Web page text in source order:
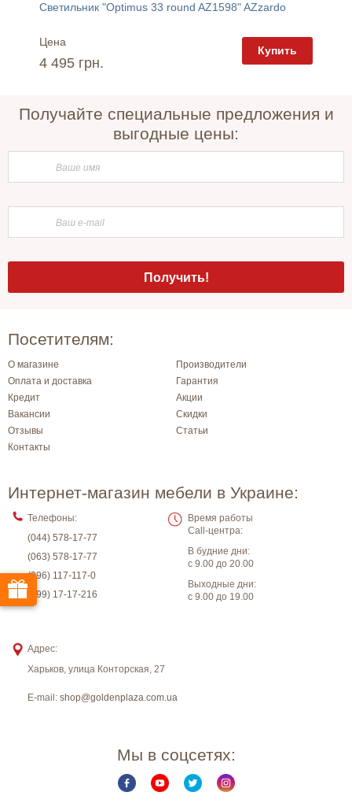
Светильник "Optimus 33 round AZ1598" AZzardo
Цена
4 495 грн.
Купить
Получайте специальные предложения и
выгодные цены:
Посетителям:
О магазине
Производители
Оплата и доставка
Гарантия
Кредит
Акции
Вакансии
Скидки
Отзывы
Статьи
Контакты
Интернет-магазин мебели в Украине:
Телефоны:
(044) 578-17-77
(063) 578-17-77
(096) 117-117-0
(099) 17-17-216
Время работы
Call-центра:
В будние дни:
с 9.00 до 20.00
Выходные дни:
с 9.00 до 19.00
Адрес:
Харьков, улица Конторская, 27
E-mail: shop@goldenplaza.com.ua
Мы в соцсетях: